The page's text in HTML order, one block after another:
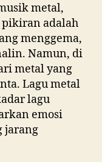
metal,
adalah
menggema,
Namun, di
metal yang
Lagu metal
lagu
emosi
jarang